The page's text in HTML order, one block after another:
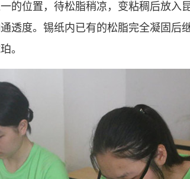
的位置，待松脂稍凉，变粘稠后放入
透度。锡纸内已有的松脂完全凝固后
。